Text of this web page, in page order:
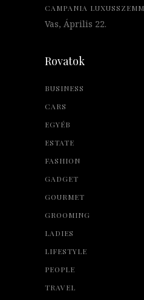
CAMPANIA
Vas, Április 22.
Rovatok
BUSINESS
CARS
EGYÉB
ESTATE
FASHION
GADGET
GOURMET
GROOMING
LADIES
LIFESTYLE
PEOPLE
TRAVEL